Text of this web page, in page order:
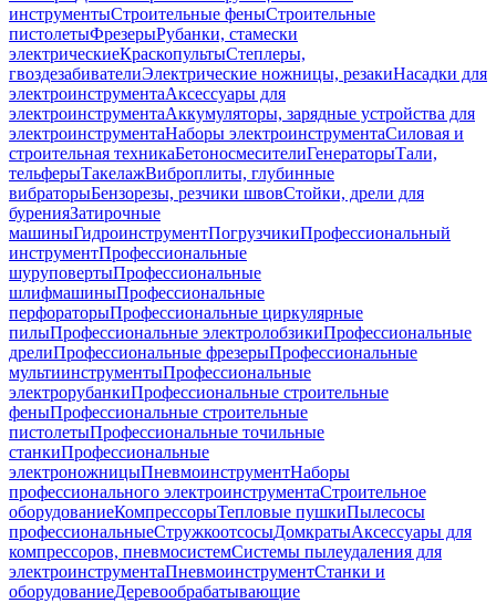
инструментыСтроительные феныСтроительные
пистолетыФрезерыРубанки, стамески
электрическиеКраскопультыСтеплеры,
гвоздезабивателиЭлектрические ножницы, резакиНасадки для
электроинструментаАксессуары для
электроинструментаАккумуляторы, зарядные устройства для
электроинструментаНаборы электроинструментаСиловая и
строительная техникаБетоносмесителиГенераторыТали,
тельферыТакелажВиброплиты, глубинные
вибраторыБензорезы, резчики швовСтойки, дрели для
буренияЗатирочные
машиныГидроинструментПогрузчикиПрофессиональный
инструментПрофессиональные
шуруповертыПрофессиональные
шлифмашиныПрофессиональные
перфораторыПрофессиональные циркулярные
пилыПрофессиональные электролобзикиПрофессиональные
дрелиПрофессиональные фрезерыПрофессиональные
мультиинструментыПрофессиональные
электрорубанкиПрофессиональные строительные
феныПрофессиональные строительные
пистолетыПрофессиональные точильные
станкиПрофессиональные
электроножницыПневмоинструментНаборы
профессионального электроинструментаСтроительное
оборудованиеКомпрессорыТепловые пушкиПылесосы
профессиональныеСтружкоотсосыДомкратыАксессуары для
компрессоров, пневмосистемСистемы пылеудаления для
электроинструментаПневмоинструментСтанки и
оборудованиеДеревообрабатывающие